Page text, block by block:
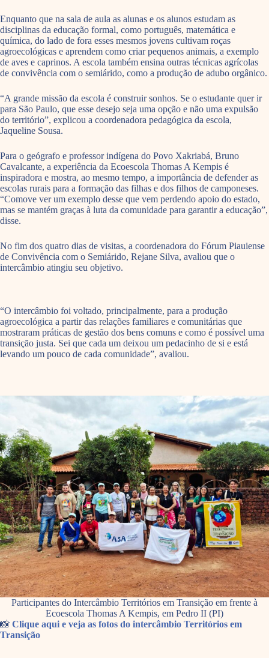
Enquanto que na sala de aula as alunas e os alunos estudam as
disciplinas da educação formal, como português, matemática e
química, do lado de fora esses mesmos jovens cultivam roças
agroecológicas e aprendem como criar pequenos animais, a exemplo
de aves e caprinos. A escola também ensina outras técnicas agrícolas
de convivência com o semiárido, como a produção de adubo orgânico.
“A grande missão da escola é construir sonhos. Se o estudante quer ir
para São Paulo, que esse desejo seja uma opção e não uma expulsão
do território”, explicou a coordenadora pedagógica da escola,
Jaqueline Sousa.
Para o geógrafo e professor indígena do Povo Xakriabá, Bruno
Cavalcante, a experiência da Ecoescola Thomas A Kempis é
inspiradora e mostra, ao mesmo tempo, a importância de defender as
escolas rurais para a formação das filhas e dos filhos de camponeses.
“Comove ver um exemplo desse que vem perdendo apoio do estado,
mas se mantém graças à luta da comunidade para garantir a educação”,
disse.
No fim dos quatro dias de visitas, a coordenadora do Fórum Piauiense
de Convivência com o Semiárido, Rejane Silva, avaliou que o
intercâmbio atingiu seu objetivo.
“O intercâmbio foi voltado, principalmente, para a produção
agroecológica a partir das relações familiares e comunitárias que
mostraram práticas de gestão dos bens comuns e como é possível uma
transição justa. Sei que cada um deixou um pedacinho de si e está
levando um pouco de cada comunidade”, avaliou.
Participantes do Intercâmbio Territórios em Transição em frente à
Ecoescola Thomas A Kempis, em Pedro II (PI)
📸 Clique aqui e veja as fotos do intercâmbio Territórios em
Transição